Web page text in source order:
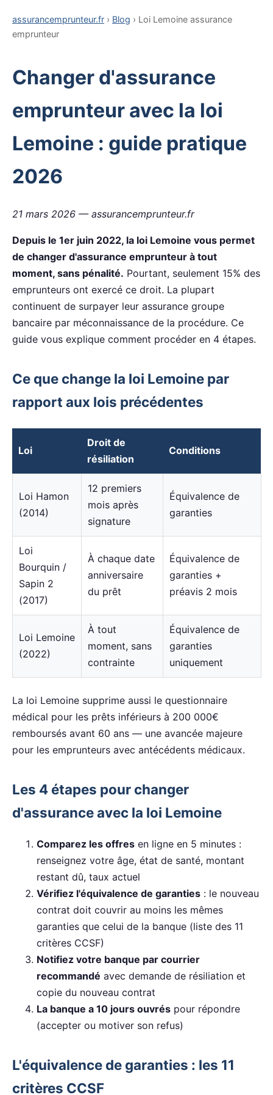
assurancemprunteur.fr › Blog › Loi Lemoine assurance
emprunteur
Changer d'assurance
emprunteur avec la loi
Lemoine : guide pratique
2026
21 mars 2026 — assurancemprunteur.fr
Depuis le 1er juin 2022, la loi Lemoine vous permet
de changer d'assurance emprunteur à tout
moment, sans pénalité. Pourtant, seulement 15% des
emprunteurs ont exercé ce droit. La plupart
continuent de surpayer leur assurance groupe
bancaire par méconnaissance de la procédure. Ce
guide vous explique comment procéder en 4 étapes.
Ce que change la loi Lemoine par
rapport aux lois précédentes
Loi
Droit de
résiliation
Conditions
Loi Hamon
(2014)
12 premiers
mois après
signature
Équivalence de
garanties
Loi
Bourquin /
Sapin 2
(2017)
À chaque date
anniversaire
du prêt
Équivalence de
garanties +
préavis 2 mois
Loi Lemoine
(2022)
À tout
moment, sans
contrainte
Équivalence de
garanties
uniquement
La loi Lemoine supprime aussi le questionnaire
médical pour les prêts inférieurs à 200 000€
remboursés avant 60 ans — une avancée majeure
pour les emprunteurs avec antécédents médicaux.
Les 4 étapes pour changer
d'assurance avec la loi Lemoine
Comparez les offres en ligne en 5 minutes :
renseignez votre âge, état de santé, montant
restant dû, taux actuel
Vérifiez l'équivalence de garanties : le nouveau
contrat doit couvrir au moins les mêmes
garanties que celui de la banque (liste des 11
critères CCSF)
Notifiez votre banque par courrier
recommandé avec demande de résiliation et
copie du nouveau contrat
La banque a 10 jours ouvrés pour répondre
(accepter ou motiver son refus)
L'équivalence de garanties : les 11
critères CCSF